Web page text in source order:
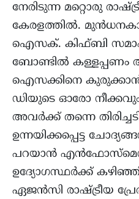
നേരിടുന്ന മറ്റൊരു
കേരളത്തിൽ.
ഐസക്. കിഫ്‌ബി
ബോണ്ടിൽ കള്ളപ്പണം
ഐസക്കിനെ കുരുക്കാൻ
ഡിയുടെ ഓരോ
അവർക്ക് തന്നെ
ഉന്നയിക്കപ്പെട്ട
പറയാൻ എൻഫോസ്‌മെന്റ്
ഉദ്യോഗസ്ഥർക്ക്
ഏജൻസി രാഷ്ട്രീയ